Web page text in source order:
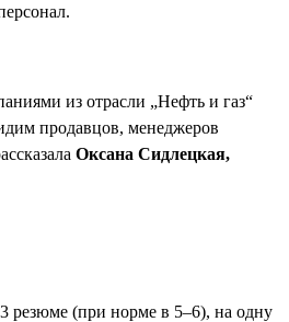
из отрасли „Нефть и газ“
продавцов, менеджеров
Оксана Сидлецкая,
резюме (при норме в 5–6), на одну